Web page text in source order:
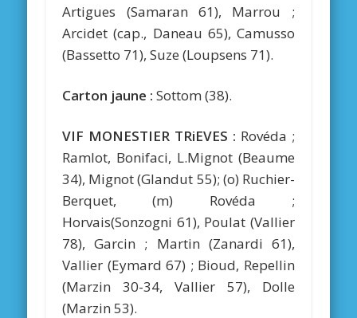
Artigues (Samaran 61), Marrou ;
Arcidet (cap., Daneau 65), Camusso
(Bassetto 71), Suze (Loupsens 71).
Carton jaune : Sottom (38).
VIF MONESTIER TRiEVES : Rovéda ;
Ramlot, Bonifaci, L.Mignot (Beaume
34), Mignot (Glandut 55); (o) Ruchier-
Berquet, (m) Rovéda ;
Horvais(Sonzogni 61), Poulat (Vallier
78), Garcin ; Martin (Zanardi 61),
Vallier (Eymard 67) ; Bioud, Repellin
(Marzin 30-34, Vallier 57), Dolle
(Marzin 53).